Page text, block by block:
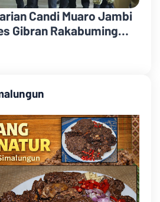
Candi Muaro Jambi
Gibran Rakabuming
Gubernur
Batu Bara